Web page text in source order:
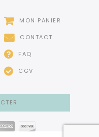
MON PANIER
CONTACT
FAQ
CGV